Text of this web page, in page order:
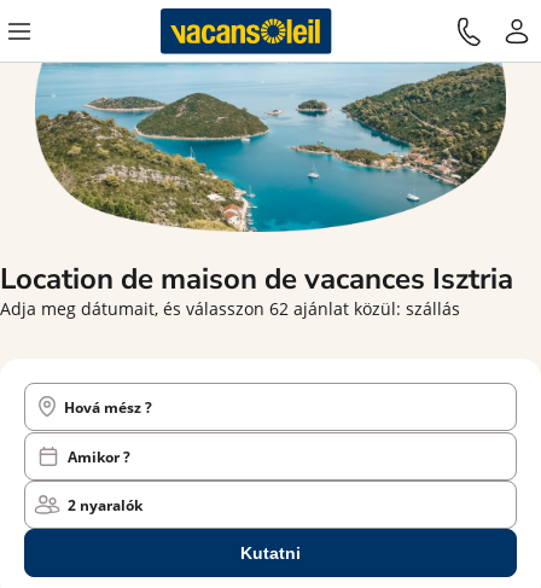
Location de maison de vacances Isztria
Adja meg dátumait, és válasszon 62 ajánlat közül: szállás
Hová mész ?
Amikor ?
2 nyaralók
Kutatni